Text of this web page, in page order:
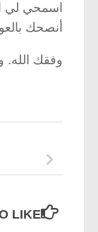
اسمحي لي
أنصحك
وفقك الله.
LIKE...